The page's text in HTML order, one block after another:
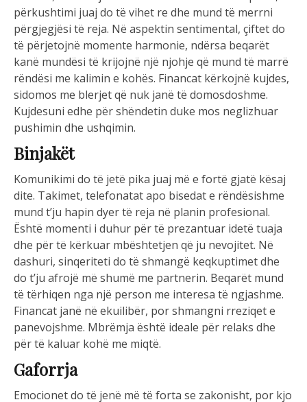
përkushtimi juaj do të vihet re dhe mund të merrni
përgjegjësi të reja. Në aspektin sentimental, çiftet do
të përjetojnë momente harmonie, ndërsa beqarët
kanë mundësi të krijojnë një njohje që mund të marrë
rëndësi me kalimin e kohës. Financat kërkojnë kujdes,
sidomos me blerjet që nuk janë të domosdoshme.
Kujdesuni edhe për shëndetin duke mos neglizhuar
pushimin dhe ushqimin.
Binjakët
Komunikimi do të jetë pika juaj më e fortë gjatë kësaj
dite. Takimet, telefonatat apo bisedat e rëndësishme
mund t’ju hapin dyer të reja në planin profesional.
Është momenti i duhur për të prezantuar idetë tuaja
dhe për të kërkuar mbështetjen që ju nevojitet. Në
dashuri, sinqeriteti do të shmangë keqkuptimet dhe
do t’ju afrojë më shumë me partnerin. Beqarët mund
të tërhiqen nga një person me interesa të ngjashme.
Financat janë në ekuilibër, por shmangni rreziqet e
panevojshme. Mbrëmja është ideale për relaks dhe
për të kaluar kohë me miqtë.
Gaforrja
Emocionet do të jenë më të forta se zakonisht, por kjo